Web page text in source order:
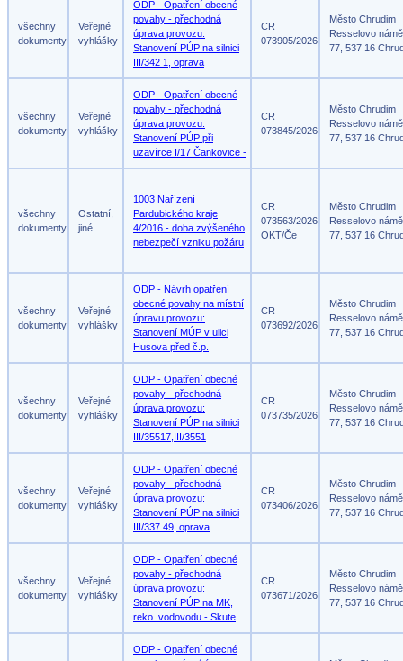
všechny
dokumenty
Veřejné
vyhlášky
ODP - Opatření obecné
povahy - přechodná
úprava provozu:
Stanovení PÚP na silnici
III/342 1, oprava
CR
073905/2026
Město Chrudim
Resselovo
77, 537 16
všechny
dokumenty
Veřejné
vyhlášky
ODP - Opatření obecné
povahy - přechodná
úprava provozu:
Stanovení PÚP při
uzavírce I/17 Čankovice -
CR
073845/2026
Město Chrudim
Resselovo
77, 537 16
všechny
dokumenty
Ostatní,
jiné
1003 Nařízení
Pardubického kraje
4/2016 - doba zvýšeného
nebezpečí vzniku požáru
CR
073563/2026
OKT/Če
Město Chrudim
Resselovo
77, 537 16
všechny
dokumenty
Veřejné
vyhlášky
ODP - Návrh opatření
obecné povahy na místní
úpravu provozu:
Stanovení MÚP v ulici
Husova před č.p.
CR
073692/2026
Město Chrudim
Resselovo
77, 537 16
všechny
dokumenty
Veřejné
vyhlášky
ODP - Opatření obecné
povahy - přechodná
úprava provozu:
Stanovení PÚP na silnici
III/35517,III/3551
CR
073735/2026
Město Chrudim
Resselovo
77, 537 16
všechny
dokumenty
Veřejné
vyhlášky
ODP - Opatření obecné
povahy - přechodná
úprava provozu:
Stanovení PÚP na silnici
III/337 49, oprava
CR
073406/2026
Město Chrudim
Resselovo
77, 537 16
všechny
dokumenty
Veřejné
vyhlášky
ODP - Opatření obecné
povahy - přechodná
úprava provozu:
Stanovení PÚP na MK,
reko. vodovodu - Skute
CR
073671/2026
Město Chrudim
Resselovo
77, 537 16
ODP - Opatření obecné